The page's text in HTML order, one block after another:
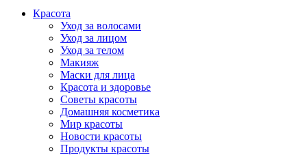
Красота
Уход за волосами
Уход за лицом
Уход за телом
Макияж
Маски для лица
Красота и здоровье
Советы красоты
Домашняя косметика
Мир красоты
Новости красоты
Продукты красоты